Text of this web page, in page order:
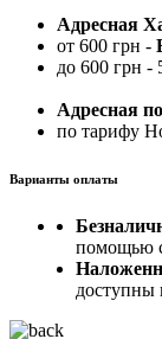
Адресная
от 600 грн -
до 600 грн -
Адресная
по тарифу
Варианты оплаты
помощью
доступны